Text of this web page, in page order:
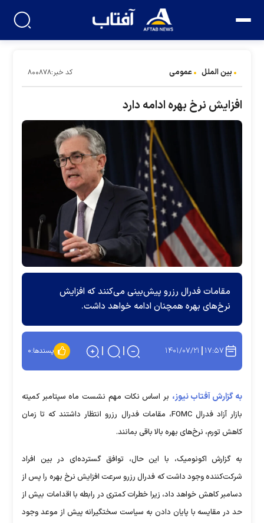
بین الملل عمومی کد خبر:۸۰۰۸۷۸
افزایش نرخ بهره ادامه دارد
مقامات فدرال رزرو پیش‌بینی می‌کنند که افزایش
نرخ‌های بهره همچنان ادامه خواهد داشت.
۱۷:۵۷ ۱۴۰۱/۰۷/۲۱ پسندها:۰
به گزارش آفتاب نیوز، بر اساس نکات مهم نشست ماه سپتامبر کمیته
بازار آزاد فدرال FOMC، مقامات فدرال رزرو انتظار داشتند که تا زمان
کاهش تورم، نرخ‌های بهره بالا باقی بمانند.
به گزارش اکونومیک، با این حال، توافق گسترده‌ای در بین افراد
شرکت‌کننده وجود داشت که فدرال رزرو سرعت افزایش نرخ بهره را پس از
دسامبر کاهش خواهد داد، زیرا خطرات کمتری در رابطه با اقدامات بیش از
حد در مقایسه با پایان دادن به سیاست سختگیرانه پیش از موعد وجود